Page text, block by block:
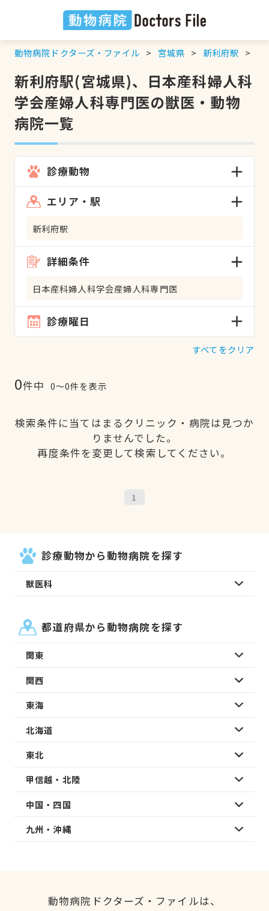
動物病院ドクターズ・ファイル 宮城県 新利府駅
新利府駅(宮城県)、日本産科婦人科
学会産婦人科専門医の獣医・動物
病院一覧
診療動物
エリア・駅
新利府駅
詳細条件
日本産科婦人科学会産婦人科専門医
診療曜日
すべてをクリア
0件中 0〜0件を表示
検索条件に当てはまるクリニック・病院は見つか
りませんでした。
再度条件を変更して検索してください。
1
診療動物から動物病院を探す
獣医科
都道府県から動物病院を探す
関東
関西
東海
北海道
東北
甲信越・北陸
中国・四国
九州・沖縄
動物病院ドクターズ・ファイルは、